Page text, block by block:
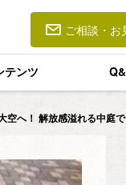
ご相談・お
テンツ
空へ！ 解放感溢れる中庭